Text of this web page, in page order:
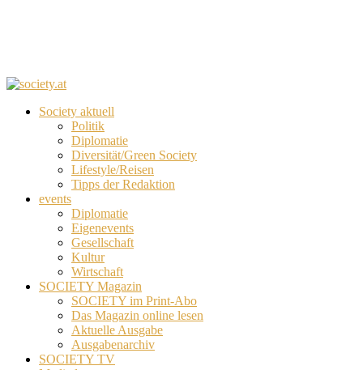
Society aktuell
Politik
Diplomatie
Diversität/Green Society
Lifestyle/Reisen
Tipps der Redaktion
events
Diplomatie
Eigenevents
Gesellschaft
Kultur
Wirtschaft
SOCIETY Magazin
SOCIETY im Print-Abo
Das Magazin online lesen
Aktuelle Ausgabe
Ausgabenarchiv
SOCIETY TV